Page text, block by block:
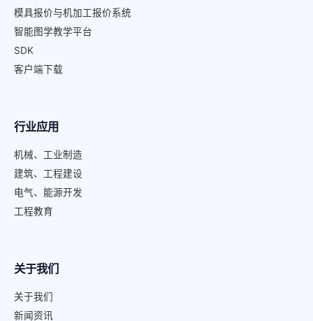
模具报价与机加工报价系统
智能图学教学平台
SDK
客户端下载
行业应用
机械、工业制造
建筑、工程建设
电气、能源开发
工程教育
关于我们
关于我们
新闻资讯